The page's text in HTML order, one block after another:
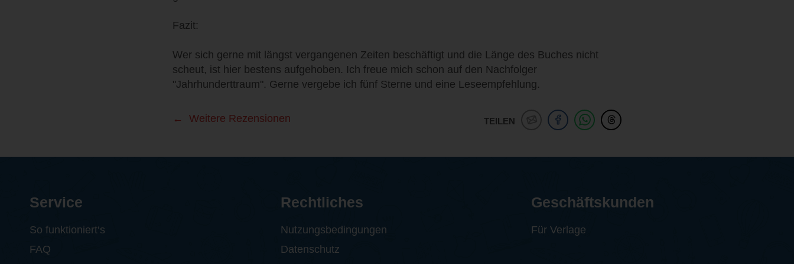
Fazit:
Wer sich gerne mit längst vergangenen Zeiten beschäftigt und die Länge des Buches nicht
scheut, ist hier bestens aufgehoben. Ich freue mich schon auf den Nachfolger
"Jahrhunderttraum". Gerne vergebe ich fünf Sterne und eine Leseempfehlung.
TEILEN
Weitere Rezensionen
Service
So funktioniert‘s
FAQ
Rechtliches
Nutzungsbedingungen
Datenschutz
Geschäftskunden
Für Verlage